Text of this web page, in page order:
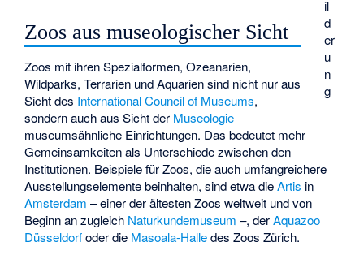
il
d
er
u
n
g
Zoos aus museologischer Sicht
Zoos mit ihren Spezialformen, Ozeanarien,
Wildparks, Terrarien und Aquarien sind nicht nur aus
Sicht des International Council of Museums,
sondern auch aus Sicht der Museologie
museumsähnliche Einrichtungen. Das bedeutet mehr
Gemeinsamkeiten als Unterschiede zwischen den
Institutionen. Beispiele für Zoos, die auch umfangreichere
Ausstellungselemente beinhalten, sind etwa dieArtis in
Amsterdam – einer der ältesten Zoos weltweit und von
Beginn an zugleich Naturkundemuseum –, derAquazoo
Düsseldorfoder die Masoala-Halledes Zoos Zürich.